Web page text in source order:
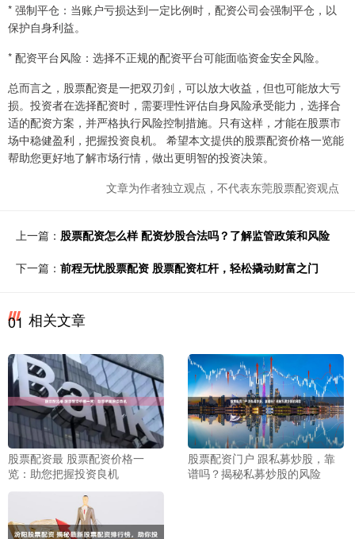
* 强制平仓：当账户亏损达到一定比例时，配资公司会强制平仓，以
保护自身利益。
* 配资平台风险：选择不正规的配资平台可能面临资金安全风险。
总而言之，股票配资是一把双刃剑，可以放大收益，但也可能放大亏
损。投资者在选择配资时，需要理性评估自身风险承受能力，选择合
适的配资方案，并严格执行风险控制措施。只有这样，才能在股票市
场中稳健盈利，把握投资良机。 希望本文提供的股票配资价格一览能
帮助您更好地了解市场行情，做出更明智的投资决策。
文章为作者独立观点，不代表东莞股票配资观点
上一篇： 股票配资怎么样 配资炒股合法吗？了解监管政策和风险
下一篇： 前程无忧股票配资 股票配资杠杆，轻松撬动财富之门
01 相关文章
股票配资最 股票配资价格一
览：助您把握投资良机
股票配资门户 跟私募炒股，靠
谱吗？揭秘私募炒股的风险